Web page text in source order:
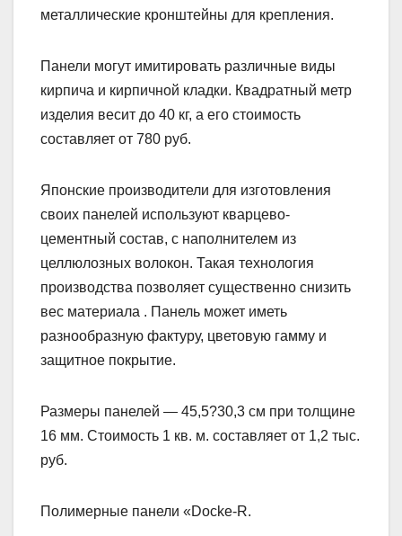
металлические кронштейны для крепления.
Панели могут имитировать различные виды
кирпича и кирпичной кладки. Квадратный метр
изделия весит до 40 кг, а его стоимость
составляет от 780 руб.
Японские производители для изготовления
своих панелей используют кварцево-
цементный состав, с наполнителем из
целлюлозных волокон. Такая технология
производства позволяет существенно снизить
вес материала . Панель может иметь
разнообразную фактуру, цветовую гамму и
защитное покрытие.
Размеры панелей — 45,5?30,3 см при толщине
16 мм. Стоимость 1 кв. м. составляет от 1,2 тыс.
руб.
Полимерные панели «Docke-R.